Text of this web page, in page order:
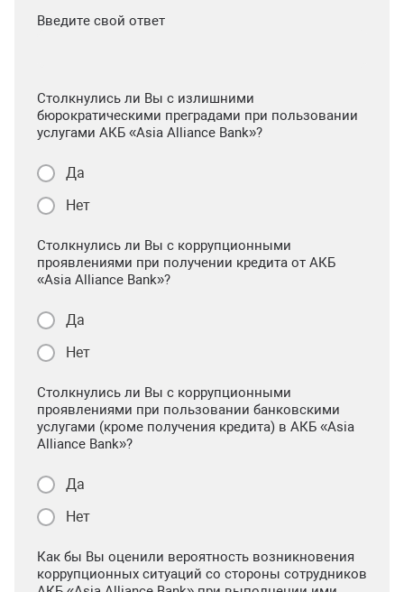
Введите свой ответ
Столкнулись ли Вы с излишними
бюрократическими преградами при пользовании
услугами АКБ «Asia Alliance Bank»?
Да
Нет
Столкнулись ли Вы с коррупционными
проявлениями при получении кредита от АКБ
«Asia Alliance Bank»?
Да
Нет
Столкнулись ли Вы с коррупционными
проявлениями при пользовании банковскими
услугами (кроме получения кредита) в АКБ «Asia
Alliance Bank»?
Да
Нет
Как бы Вы оценили вероятность возникновения
коррупционных ситуаций со стороны сотрудников